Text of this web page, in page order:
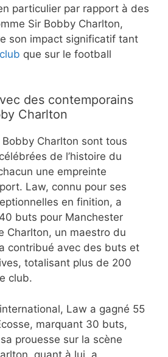
particulier par rapport à des
Sir Bobby Charlton,
son impact significatif tant
que sur le football
des contemporains
Charlton
Charlton sont tous
de l’histoire du
une empreinte
Law, connu pour ses
en finition, a
buts pour Manchester
Charlton, un maestro du
contribué avec des buts et
totalisant plus de 200
club.
Law a gagné 55
marquant 30 buts,
prouesse sur la scène
quant à lui, a